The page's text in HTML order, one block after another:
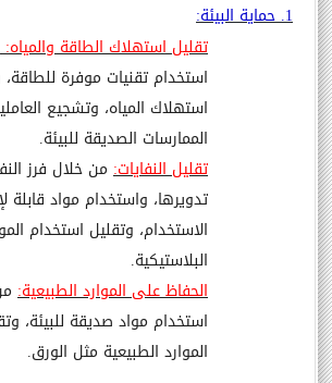
1. حماية البيئة:
تقليل استهلاك الطاقة والمياه:
استخدام تقنيات موفرة
استهلاك المياه، وتشجيع
الممارسات الصديقة للبيئة.
تقليل النفايات: من خلال فرز
تدويرها، واستخدام مواد قابلة
الاستخدام، وتقليل استخدام
البلاستيكية.
الحفاظ على الموارد الطبيعية:
استخدام مواد صديقة للبيئة،
الموارد الطبيعية مثل الورق.